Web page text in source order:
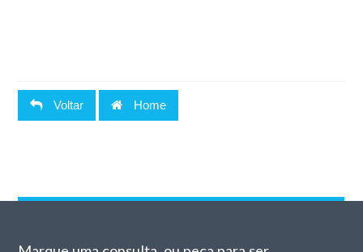
Voltar Home